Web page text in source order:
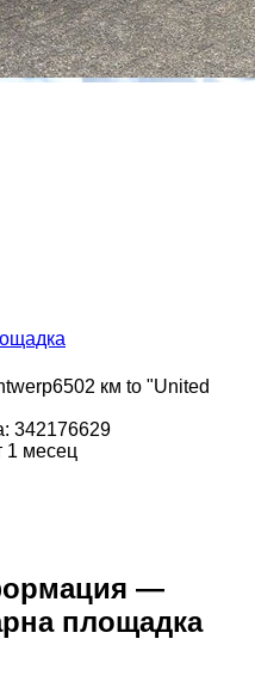
6502 км to "United
342176629
1 месец
—
площадка